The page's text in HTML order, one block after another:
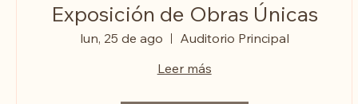
Exposición de Obras Únicas
lun, 25 de ago
Auditorio Principal
Leer más